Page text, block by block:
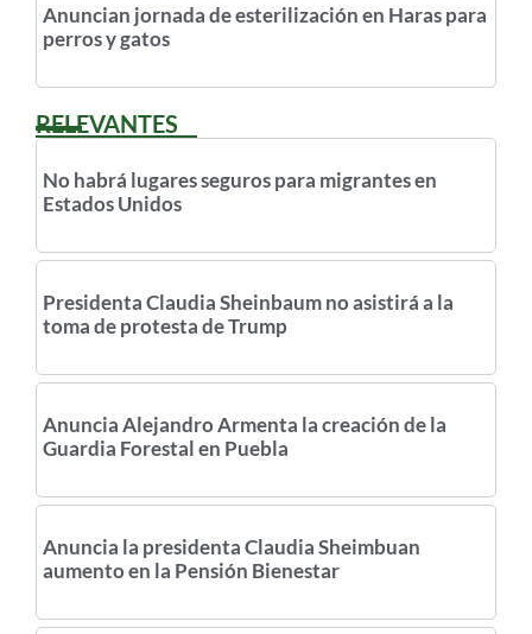
Anuncian jornada de esterilización en Haras para
perros y gatos
RELEVANTES
No habrá lugares seguros para migrantes en
Estados Unidos
Presidenta Claudia Sheinbaum no asistirá a la
toma de protesta de Trump
Anuncia Alejandro Armenta la creación de la
Guardia Forestal en Puebla
Anuncia la presidenta Claudia Sheimbuan
aumento en la Pensión Bienestar